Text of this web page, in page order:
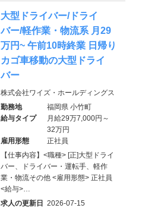
大型ドライバー/ドライ
バー/軽作業・物流系 月29
万円~ 午前10時終業 日帰り
カゴ車移動の大型ドライ
バー
株式会社ワイズ・ホールディングス
勤務地
福岡県 小竹町
給与タイプ
月給29万7,000円～
32万円
雇用形態
正社員
【仕事内容】<職種> [正]大型ドライ
バー、ドライバー・運転手、軽作
業・物流その他 <雇用形態> 正社員
<給与>…
求人の更新日
2026-07-15